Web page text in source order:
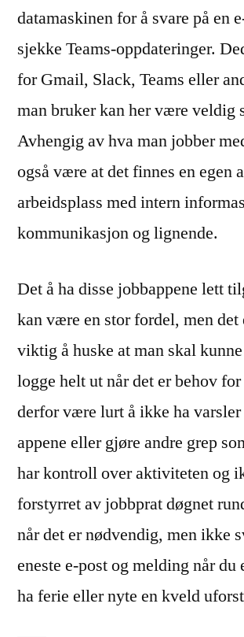
datamaskinen for å svare på en
sjekke Teams-oppdateringer.
for Gmail, Slack, Teams eller
man bruker kan her være veldig
Avhengig av hva man jobber
også være at det finnes en egen
arbeidsplass med intern
kommunikasjon og lignende.
Det å ha disse jobbappene lett
kan være en stor fordel, men
viktig å huske at man skal
logge helt ut når det er behov
derfor være lurt å ikke ha varsler
appene eller gjøre andre grep
har kontroll over aktiviteten og
forstyrret av jobbprat døgnet
når det er nødvendig, men ikke
eneste e-post og melding når du
ha ferie eller nyte en kveld